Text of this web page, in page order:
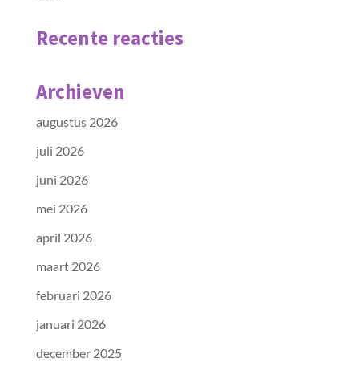
Recente reacties
Archieven
augustus 2026
juli 2026
juni 2026
mei 2026
april 2026
maart 2026
februari 2026
januari 2026
december 2025